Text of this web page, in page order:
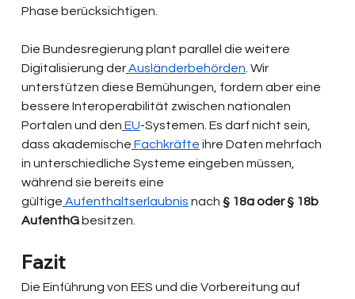
Phase berücksichtigen.
Die Bundesregierung plant parallel die weitere
Digitalisierung derAusländerbehörden . Wir
unterstützen diese Bemühungen, fordern aber eine
bessere Interoperabilität zwischen nationalen
Portalen und den EU-Systemen. Es darf nicht sein,
dass akademische Fachkräfte ihre Daten mehrfach
in unterschiedliche Systeme eingeben müssen,
während sie bereits eine
gültige Aufenthaltserlaubnis nach § 18a oder § 18b
AufenthG besitzen.
Fazit
Die Einführung von EES und die Vorbereitung auf